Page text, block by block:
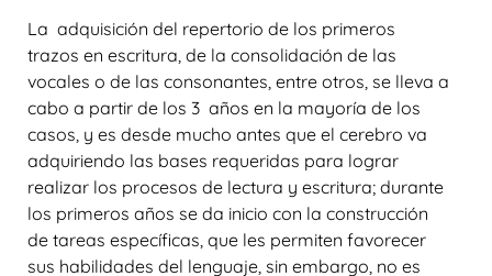
La adquisición del repertorio de los primeros
trazos en escritura, de la consolidación de las
vocales o de las consonantes, entre otros, se lleva a
cabo a partir de los 3 años en la mayoría de los
casos, y es desde mucho antes que el cerebro va
adquiriendo las bases requeridas para lograr
realizar los procesos de lectura y escritura; durante
los primeros años se da inicio con la construcción
de tareas específicas, que les permiten favorecer
sus habilidades del lenguaje, sin embargo, no es